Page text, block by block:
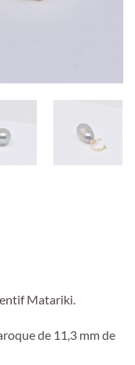
Matariki.
de 11,3 mm de